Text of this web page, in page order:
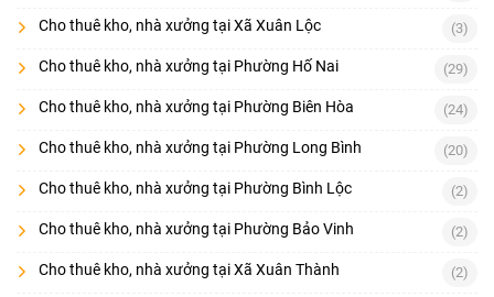
Cho thuê kho, nhà xưởng tại Xã Xuân Lộc (3)
Cho thuê kho, nhà xưởng tại Phường Hố Nai (29)
Cho thuê kho, nhà xưởng tại Phường Biên Hòa (24)
Cho thuê kho, nhà xưởng tại Phường Long Bình (20)
Cho thuê kho, nhà xưởng tại Phường Bình Lộc (2)
Cho thuê kho, nhà xưởng tại Phường Bảo Vinh (2)
Cho thuê kho, nhà xưởng tại Xã Xuân Thành (2)